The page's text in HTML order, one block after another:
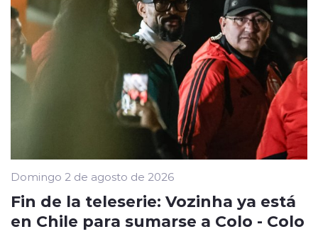
Domingo 2 de agosto de 2026
Fin de la teleserie: Vozinha ya está
en Chile para sumarse a Colo - Colo